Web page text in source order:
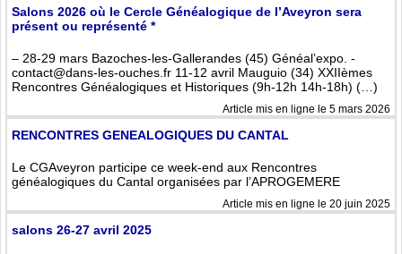
Salons 2026 où le Cercle Généalogique de l’Aveyron sera
présent ou représenté *
– 28-29 mars Bazoches-les-Gallerandes (45) Généal’expo. -
contact@dans-les-ouches.fr 11-12 avril Mauguio (34) XXIIèmes
Rencontres Généalogiques et Historiques (9h-12h 14h-18h) (…)
Article mis en ligne le 5 mars 2026
RENCONTRES GENEALOGIQUES DU CANTAL
Le CGAveyron participe ce week-end aux Rencontres
généalogiques du Cantal organisées par l’APROGEMERE
Article mis en ligne le 20 juin 2025
salons 26-27 avril 2025